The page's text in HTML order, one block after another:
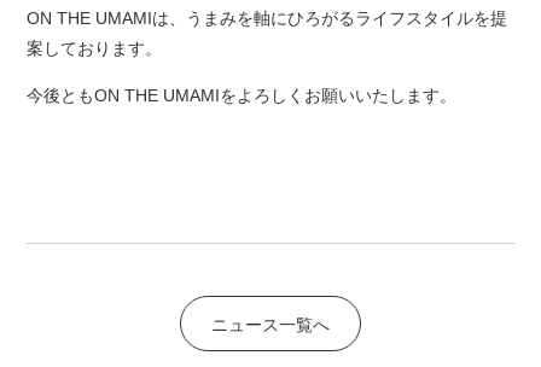
ON THE UMAMIは、うまみを軸にひろがるライフスタイルを提
案しております。
今後ともON THE UMAMIをよろしくお願いいたします。
ニュース一覧へ